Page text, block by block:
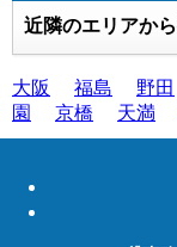
近隣のエリアか
大阪 福島 野田
園
京橋 天満